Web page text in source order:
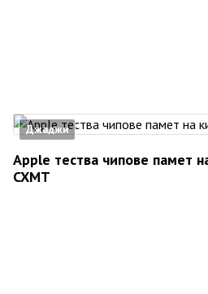
Джаджи
Apple тества чипове памет
CXMT